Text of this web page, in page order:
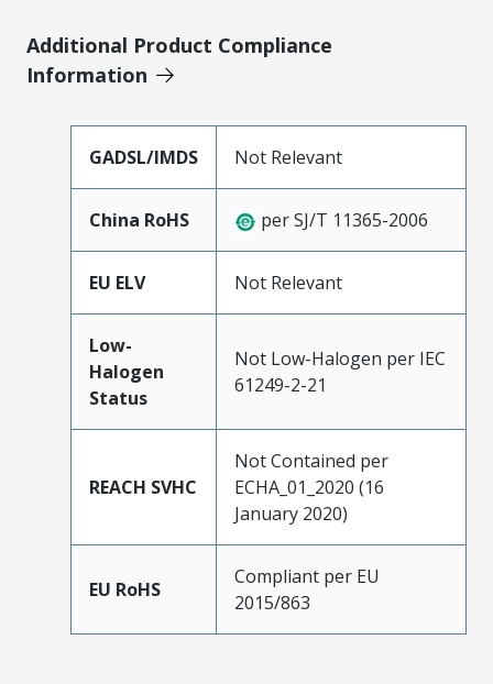
Additional Product Compliance
Information
GADSL/IMDS Not Relevant
China RoHS per SJ/T 11365-2006
EU ELV Not Relevant
Low-
Halogen
Status
Not Low-Halogen per IEC
61249-2-21
REACH SVHC
Not Contained per
ECHA_01_2020 (16
January 2020)
EU RoHS
Compliant per EU
2015/863